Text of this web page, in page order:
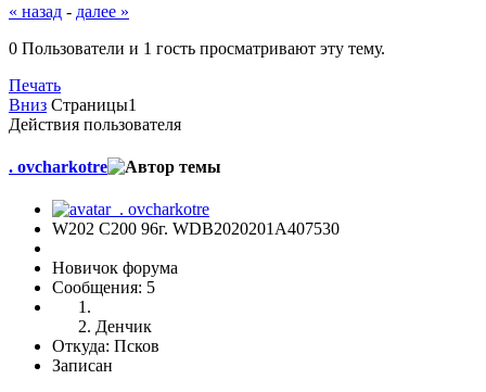
« назад - далее »
0 Пользователи и 1 гость просматривают эту тему.
Печать
Вниз Страницы1
Действия пользователя
. ovcharkotre
W202 C200 96г. WDB2020201A407530
Новичок форума
Сообщения: 5
Денчик
Откуда: Псков
Записан